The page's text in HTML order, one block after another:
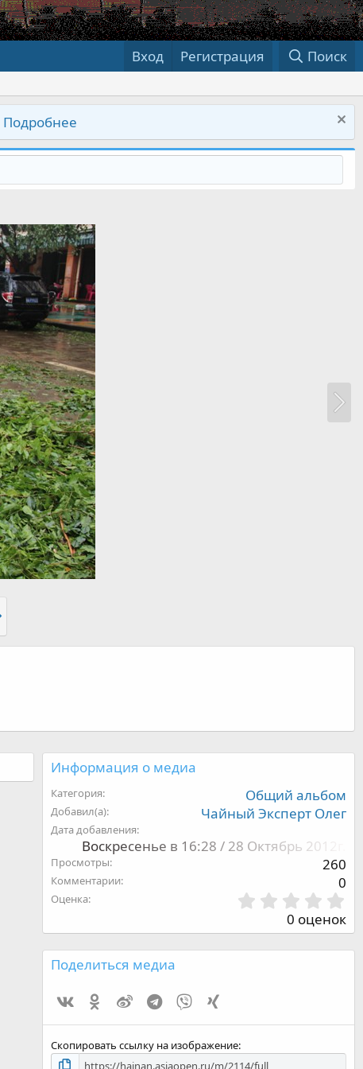
Вход Регистрация Поиск
Подробнее
Информация о медиа
Категория Общий альбом
Добавил(а) Чайный Эксперт Олег
Дата добавления
Воскресенье в 16:28 / 28 Октябрь 2012г.
Просмотры 260
Комментарии 0
Оценка
,
0
0
д
0 оценок
Поделиться медиа
Vk
Ok Weibo Telegram
Viber
Скопировать ссылку на изображение